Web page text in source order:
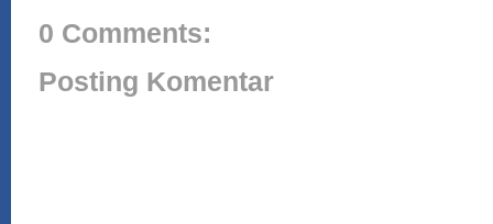
0 Comments:
Posting Komentar